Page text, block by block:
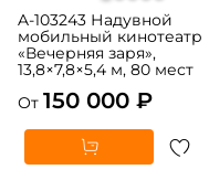
A-103243 Надувной
мобильный кинотеатр
«Вечерняя заря»,
13,8×7,8×5,4 м, 80 мест
От 150 000 ₽